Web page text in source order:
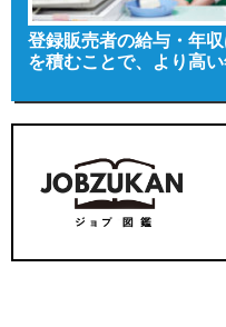
登録販売者の給与・年
を積むことで、より高